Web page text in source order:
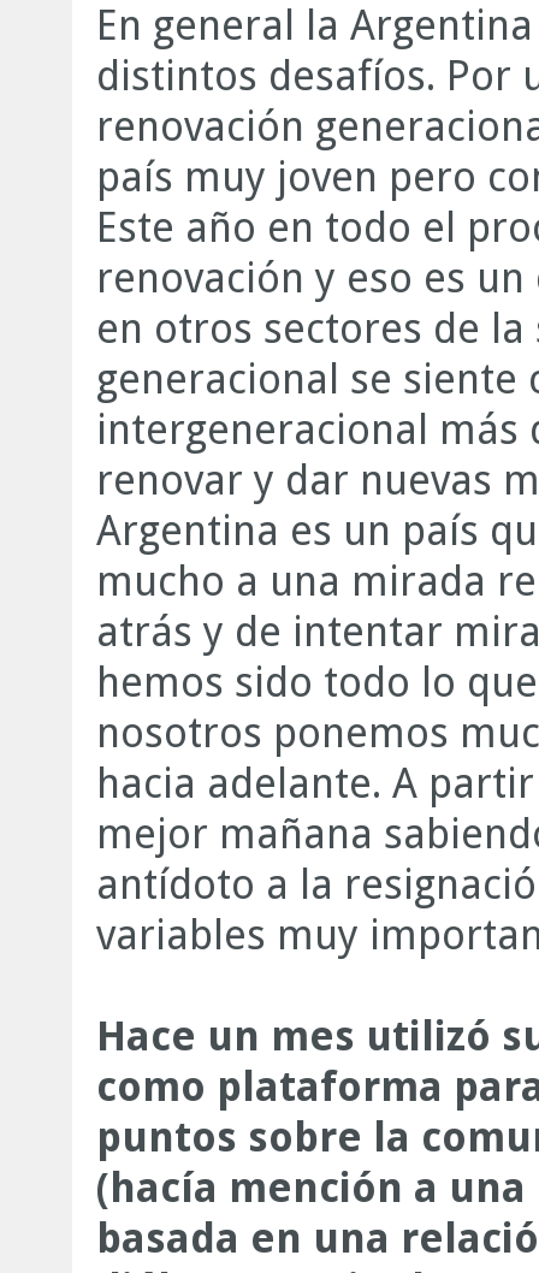
En general la
distintos desafíos. Por
renovación
país muy joven pero
Este año en todo el
renovación y eso es
en otros sectores de
generacional se
intergeneracional
renovar y dar nuevas
Argentina es un país
mucho a una mirada
atrás y de intentar
hemos sido todo lo
nosotros ponemos
hacia adelante. A
mejor mañana
antídoto a la
variables muy
Hace un mes utilizó
como plataforma
puntos sobre la
(hacía mención a
basada en una